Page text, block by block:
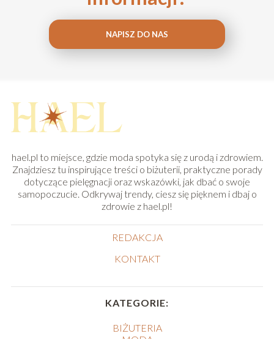
NAPISZ DO NAS
hael.pl to miejsce, gdzie moda spotyka się z urodą i zdrowiem.
Znajdziesz tu inspirujące treści o biżuterii, praktyczne porady
dotyczące pielęgnacji oraz wskazówki, jak dbać o swoje
samopoczucie. Odkrywaj trendy, ciesz się pięknem i dbaj o
zdrowie z hael.pl!
REDAKCJA
KONTAKT
KATEGORIE:
BIŻUTERIA